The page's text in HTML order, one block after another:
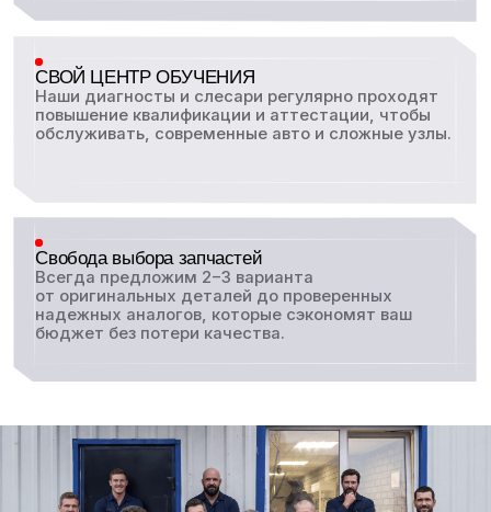
Команда тгк-авто
Дмитрий Лебедев
Мастер-приёмщик
Максим Волков
Директор автосервиса